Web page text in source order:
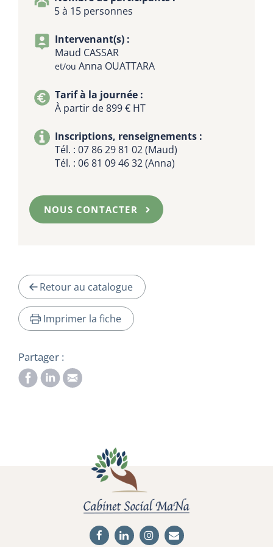
Des retours d’information et des
la progression des stagiaires et
l’identification des domaines à
améliorer.
et de l’inclusion des personnes en situation
5 à 15 personnes
Intervenant(s) :
Maud CASSAR
et/ou Anna OUATTARA
Tarif à la journée :
À partir de 899 € HT
Inscriptions, renseignements :
Tél. : 07 86 29 81 02(Maud)
Tél. : 06 81 09 46 32(Anna)
NOUS CONTACTER
Retour au catalogue
Imprimer la fiche
Partager :